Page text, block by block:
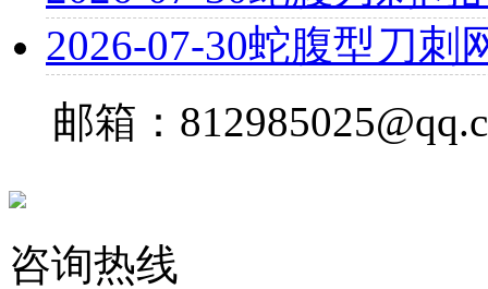
2026-07-30蛇腹型刀刺
邮箱：
咨询热线